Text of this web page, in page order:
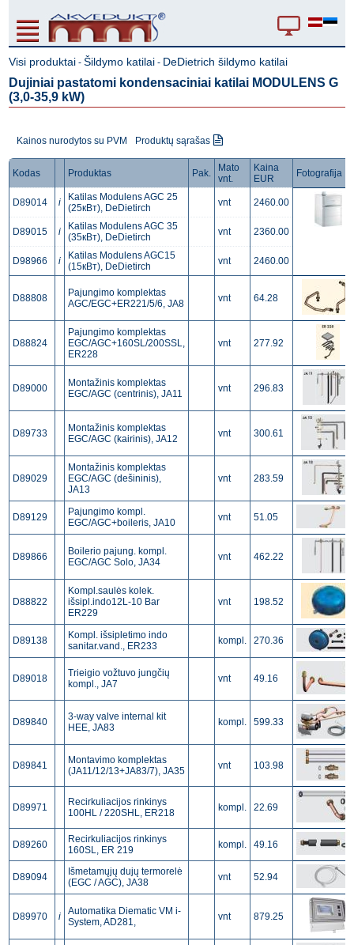
Visi produktai -Šildymo katilai - DeDietrich šildymo katilai
Dujiniai pastatomi kondensaciniai katilai MODULENS G
(3,0-35,9 kW)
Kainos nurodytos su PVM Produktų sąrašas
Kodas Produktas Pak.
Mato
vnt.
Kaina
EUR
Fotografija
D89014 i
Katilas Modulens AGC 25
(25кВт), DeDietirch
vnt 2460.00
D89015 i
Katilas Modulens AGC 35
(35кВт), DeDietirch
vnt 2360.00
D98966 i
Katilas Modulens AGC15
(15кВт), DeDietirch
vnt 2460.00
D88808
Pajungimo komplektas
AGC/EGC+ER221/5/6, JA8
vnt 64.28
D88824
Pajungimo komplektas
EGC/AGC+160SL/200SSL,
ER228
vnt 277.92
D89000
Мontažinis komplektas
EGC/AGC (centrinis), JA11
vnt 296.83
D89733
Montažinis komplektas
EGC/AGC (kairinis), JA12
vnt 300.61
D89029
Montažinis komplektas
EGC/AGC (dešininis),
JA13
vnt 283.59
D89129
Pajungimo kompl.
EGC/AGC+boileris, JA10
vnt 51.05
D89866
Boilerio pajung. kompl.
EGC/AGC Solo, JA34
vnt 462.22
D88822
Kompl.saulės kolek.
išsipl.indo12L-10 Bar
ER229
vnt 198.52
D89138
Kompl. išsipletimo indo
sanitar.vand., ER233
kompl. 270.36
D89018
Trieigio vožtuvo jungčių
kompl., JA7
vnt 49.16
D89840
3-way valve internal kit
HEE, JA83
kompl. 599.33
D89841
Montavimo komplektas
(JA11/12/13+JA83/7), JA35
vnt 103.98
D89971
Recirkuliacijos rinkinys
100HL / 220SHL, ER218
kompl. 22.69
D89260
Recirkuliacijos rinkinys
160SL, ER 219
kompl. 49.16
D89094
Išmetamųjų dujų termorelė
(EGC / AGC), JA38
vnt 52.94
D89970 i
Аutomatika Diematic VM i-
System, AD281,
vnt 879.25